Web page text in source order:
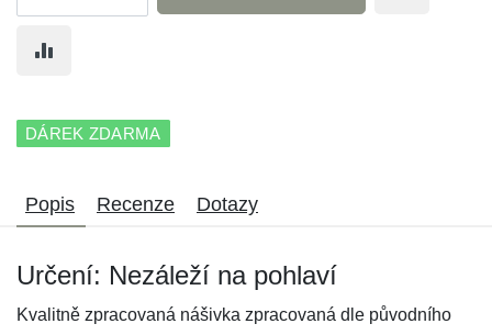
DÁREK ZDARMA
Popis Recenze Dotazy
Určení: Nezáleží na pohlaví
Kvalitně zpracovaná nášivka zpracovaná dle původního